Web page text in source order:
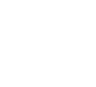
3 лет)
(Стаж: 3 лет)